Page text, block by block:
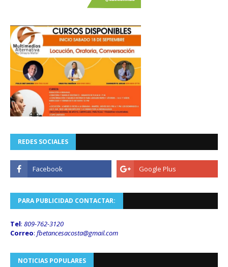
REDES SOCIALES
PARA PUBLICIDAD CONTACTAR:
Tel: 809-762-3120
Correo: fbetancesacosta@gmail.com
NOTICIAS POPULARES